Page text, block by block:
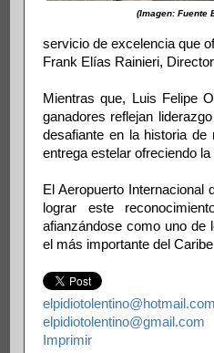
(Imagen: Fuente
servicio de excelencia que
Frank Elías Rainieri,
Mientras que, Luis Felipe
ganadores reflejan
desafiante en la historia
entrega estelar ofreciendo
El Aeropuerto
lograr este
afianzándose como uno de
el más importante del
elpidiotolentino@hotmail.com
elpidiotolentino@gmail.com
Imprimir